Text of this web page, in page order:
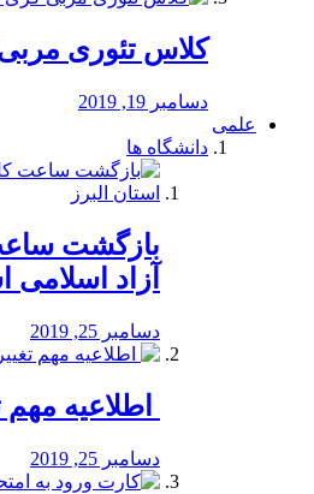
کلاس تئوری مربی
دسامبر 19, 2019
علمی
دانشگاه ها
بازگشت
آزاد اسلامی
دسامبر 25, 2019
اطلاعیه مهم
دسامبر 25, 2019